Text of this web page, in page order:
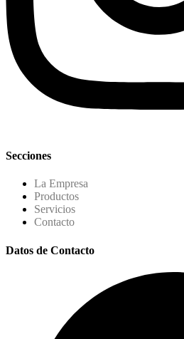
Secciones
La Empresa
Productos
Servicios
Contacto
Datos de Contacto